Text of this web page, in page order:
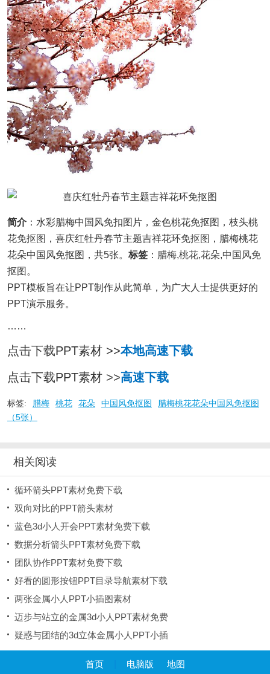
简介 ：水彩腊梅中国风免扣图片，金色桃花免抠图，枝头桃
花免抠图，喜庆红牡丹春节主题吉祥花环免抠图，腊梅桃花
花朵中国风免抠图，共5张。 标签 ： 腊梅,桃花,花朵,中国风免
抠图 。
PPT模板旨在让PPT制作从此简单，为广大人士提供更好的
PPT演示服务。
……
点击下载PPT素材 >>本地高速下载
点击下载PPT素材 >>高速下载
标签: 腊梅 桃花 花朵 中国风免抠图
腊梅桃花花朵中国风免抠图
（5张）
相关阅读
循环箭头PPT素材免费下载
双向对比的PPT箭头素材
蓝色3d小人开会PPT素材免费下载
数据分析箭头PPT素材免费下载
团队协作PPT素材免费下载
好看的圆形按钮PPT目录导航素材下载
两张金属小人PPT小插图素材
迈步与站立的金属3d小人PPT素材免费
疑惑与团结的3d立体金属小人PPT小插
首页 电脑版 地图